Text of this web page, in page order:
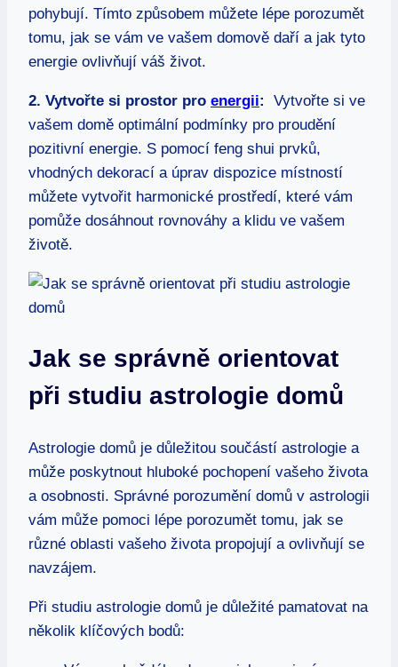
pohybují. Tímto způsobem​ můžete‍ lépe porozumět​
tomu, jak se ​vám ve vašem domově ‍daří a‌ jak tyto
energie ovlivňují váš⁤ život.
2. Vytvořte si prostor pro energii:
‌ Vytvořte si ve
vašem domě ‍optimální​ podmínky pro‍ proudění
‍pozitivní energie. S​ pomocí feng shui prvků,‍
vhodných dekorací ‍a ⁢úprav dispozice místností
můžete vytvořit harmonické prostředí, které vám
pomůže ⁢dosáhnout ‌rovnováhy a klidu​ ve vašem​
životě.
Jak se správně orientovat
při studiu⁤ astrologie domů
Astrologie⁤ domů je důležitou⁢ součástí‍ astrologie a
může⁣ poskytnout hluboké pochopení vašeho života
‌a ‍osobnosti. Správné porozumění domů v astrologii
vám⁣ může pomoci lépe porozumět tomu, jak se
různé oblasti vašeho života propojují a ovlivňují se
⁣navzájem.
Při studiu astrologie ‍domů je⁢ důležité pamatovat⁤ na⁢
několik klíčových bodů: